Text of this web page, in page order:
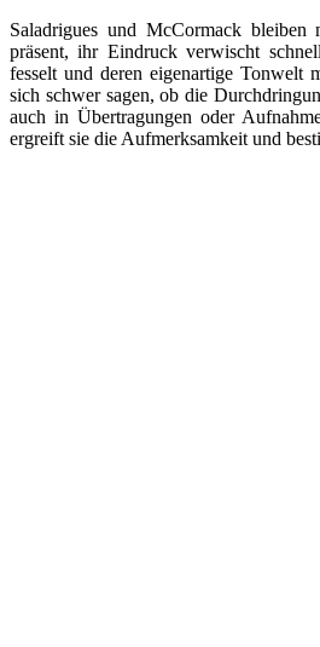
Saladrigues und McCormack
präsent, ihr Eindruck verwischt
fesselt und deren eigenartige Tonwelt
sich schwer sagen, ob die
auch in Übertragungen oder
ergreift sie die Aufmerksamkeit und